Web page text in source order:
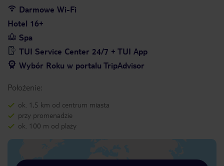
Darmowe Wi-Fi
Hotel 16+
Spa
TUI Service Center 24/7 + TUI App
Wybór Roku w portalu TripAdvisor
Położenie:
ok. 1,5 km od centrum miasta
przy promenadzie
ok. 100 m od plaży